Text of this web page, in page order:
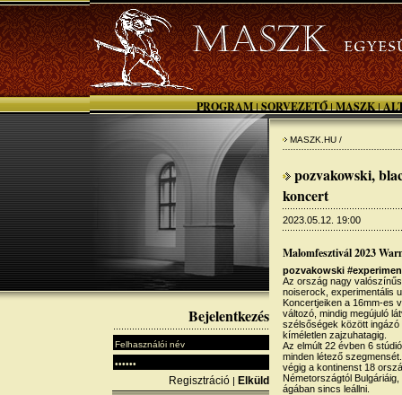
PROGRAM | SORVEZETŐ | MASZK |
Bejelentkezés
Regisztráció | Elküld
MASZK.HU /
pozvakowski,
koncert
2023.05.12. 19:00
Malomfesztivál 2023
pozvakowski
Az ország nagy
noiserock, experimentális
Koncertjeiken a 16mm-es
változó, mindig megújuló
szélsőségek között
kíméletlen zajzuhatagig.
Az elmúlt 22 évben 6
minden létező
végig a kontinenst 18
Németországtól
ágában sincs leállni.